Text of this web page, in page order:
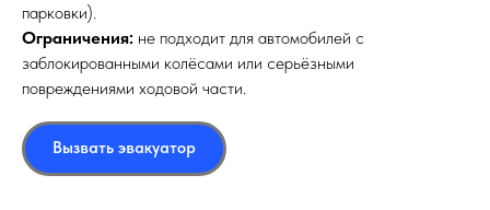
парковки).
Ограничения: не подходит для автомобилей с
заблокированными колёсами или серьёзными
повреждениями ходовой части.
Вызвать эвакуатор